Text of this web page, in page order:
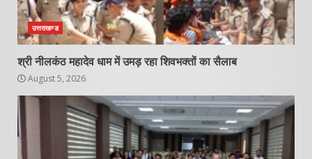
उत्तराखण्ड
श्री नीलकंठ महादेव धाम में उमड़ रहा शिवभक्तों का सैलाब
August 5, 2026